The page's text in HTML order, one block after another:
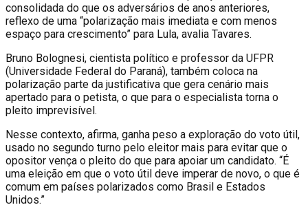
consolidada do que os adversários de anos anteriores,
reflexo de uma “polarização mais imediata e com menos
espaço para crescimento” para Lula, avalia Tavares.
Bruno Bolognesi, cientista político e professor da UFPR
(Universidade Federal do Paraná), também coloca na
polarização parte da justificativa que gera cenário mais
apertado para o petista, o que para o especialista torna o
pleito imprevisível.
Nesse contexto, afirma, ganha peso a exploração do voto útil,
usado no segundo turno pelo eleitor mais para evitar que o
opositor vença o pleito do que para apoiar um candidato. “É
uma eleição em que o voto útil deve imperar de novo, o que é
comum em países polarizados como Brasil e Estados
Unidos.”